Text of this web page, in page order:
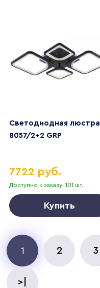
Светодиодная люстра
8057/2+2 GRP
Доступно к заказу: 101 шт.
7722 руб.
Купить
1 2 3
>|